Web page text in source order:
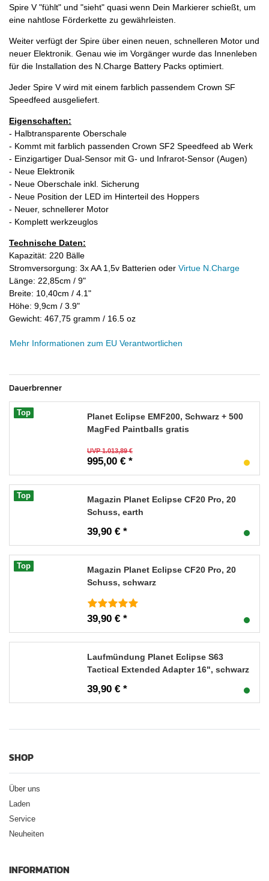
Spire V "fühlt" und "sieht" quasi wenn Dein Markierer schießt, um
eine nahtlose Förderkette zu gewährleisten.
Weiter verfügt der Spire über einen neuen, schnelleren Motor und
neuer Elektronik. Genau wie im Vorgänger wurde das Innenleben
für die Installation des N.Charge Battery Packs optimiert.
Jeder Spire V wird mit einem farblich passendem Crown SF
Speedfeed ausgeliefert.
Eigenschaften:
- Halbtransparente Oberschale
- Kommt mit farblich passenden Crown SF2 Speedfeed ab Werk
- Einzigartiger Dual-Sensor mit G- und Infrarot-Sensor (Augen)
- Neue Elektronik
- Neue Oberschale inkl. Sicherung
- Neue Position der LED im Hinterteil des Hoppers
- Neuer, schnellerer Motor
- Komplett werkzeuglos
Technische Daten:
Kapazität: 220 Bälle
Stromversorgung: 3x AA 1,5v Batterien oder Virtue N.Charge
Länge: 22,85cm / 9"
Breite: 10,40cm / 4.1"
Höhe: 9,9cm / 3.9"
Gewicht: 467,75 gramm / 16.5 oz
Mehr Informationen zum EU Verantwortlichen
Dauerbrenner
Top
Planet Eclipse EMF200, Schwarz + 500
MagFed Paintballs gratis
UVP 1.013,89 €
995,00 € *
Top
Magazin Planet Eclipse CF20 Pro, 20
Schuss, earth
39,90 € *
Top
Magazin Planet Eclipse CF20 Pro, 20
Schuss, schwarz
39,90 € *
Laufmündung Planet Eclipse S63
Tactical Extended Adapter 16", schwarz
39,90 € *
SHOP
Über uns
Laden
Service
Neuheiten
INFORMATION